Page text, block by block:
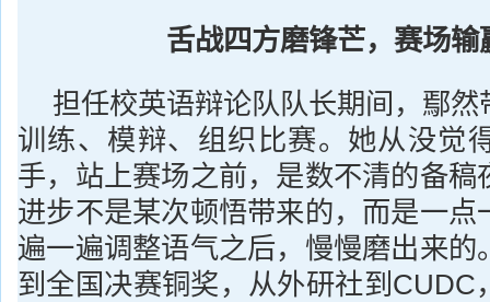
舌战四方磨锋芒，赛场输
担任校英语辩论队队长期间，鄢
训练、模辩、组织比赛。她从没觉
手，站上赛场之前，是数不清的备稿
进步不是某次顿悟带来的，而是一点
遍一遍调整语气之后，慢慢磨出来的
到全国决赛铜奖，从外研社到CUDC